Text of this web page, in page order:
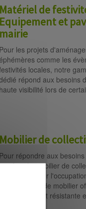
Matériel de
Equipement et
mairie
Pour les projets
comme les
locales, notre
répond aux besoins
haute visibilité lors de
Mobilier de
Pour répondre aux
de mobilier de
extérieurs, pour
notre gamme de mobilier
d'ameublement résistante